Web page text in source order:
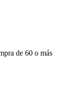
de 60 o más